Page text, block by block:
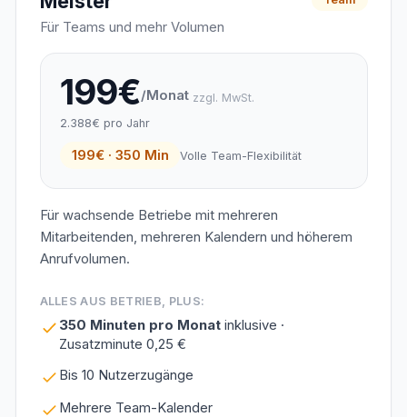
Für Teams und mehr Volumen
199€/Monat zzgl. MwSt.
2.388€ pro Jahr
199€ · 350 Min Volle Team-Flexibilität
Für wachsende Betriebe mit mehreren
Mitarbeitenden, mehreren Kalendern und höherem
Anrufvolumen.
ALLES AUS BETRIEB, PLUS:
350 Minuten pro Monatinklusive ·
Zusatzminute 0,25 €
Bis 10 Nutzerzugänge
Mehrere Team-Kalender